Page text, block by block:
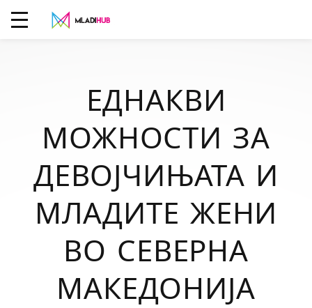
ЕДНАКВИ
МОЖНОСТИ ЗА
ДЕВОЈЧИЊАТА И
МЛАДИТЕ ЖЕНИ
ВО СЕВЕРНА
МАКЕДОНИЈА